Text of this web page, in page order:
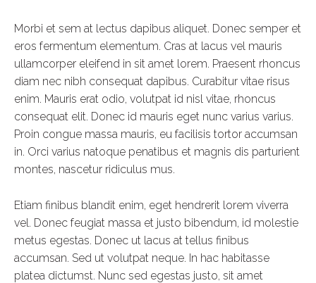
Morbi et sem at lectus dapibus aliquet. Donec semper et
eros fermentum elementum. Cras at lacus vel mauris
ullamcorper eleifend in sit amet lorem. Praesent rhoncus
diam nec nibh consequat dapibus. Curabitur vitae risus
enim. Mauris erat odio, volutpat id nisl vitae, rhoncus
consequat elit. Donec id mauris eget nunc varius varius.
Proin congue massa mauris, eu facilisis tortor accumsan
in. Orci varius natoque penatibus et magnis dis parturient
montes, nascetur ridiculus mus.
Etiam finibus blandit enim, eget hendrerit lorem viverra
vel. Donec feugiat massa et justo bibendum, id molestie
metus egestas. Donec ut lacus at tellus finibus
accumsan. Sed ut volutpat neque. In hac habitasse
platea dictumst. Nunc sed egestas justo, sit amet